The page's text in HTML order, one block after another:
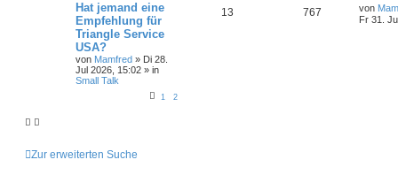
Hat jemand eine
Empfehlung für
Triangle Service
USA?
von Mamfred » Di 28.
Jul 2026, 15:02 » in
Small Talk
1 2
13 767 von
Fr 31.
Zur erweiterten Suche